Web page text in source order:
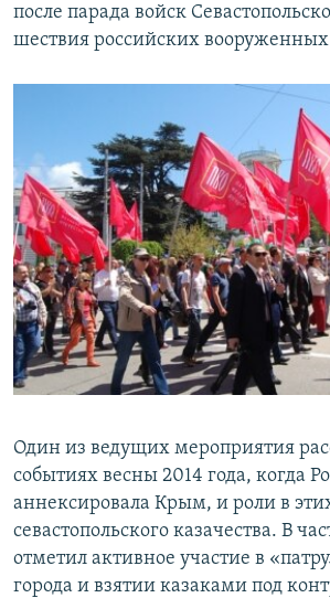
после парада войск
шествия российских вооруженных
Один из ведущих мероприятия
событиях весны 2014 года, когда
аннексировала Крым, и роли в
севастопольского казачества. В
отметил активное участие в
города и взятии казаками под